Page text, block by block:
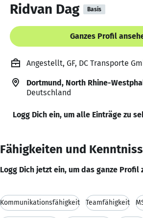
Ridvan Dag Basis
Ganzes Profil
Angestellt, GF, DC Transporte
Dortmund, North Rhine-
Deutschland
Logg Dich ein, um alle Einträge zu
Fähigkeiten und
Logg Dich jetzt ein, um das ganze Profil
Kommunikationsfähigkeit Teamfähigkeit